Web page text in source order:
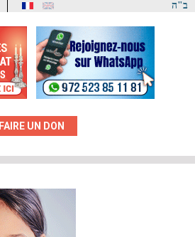
ב"ה
FAIRE UN DON